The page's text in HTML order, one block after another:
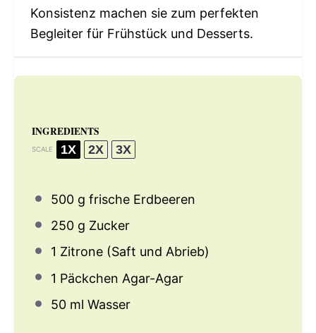
Konsistenz machen sie zum perfekten
Begleiter für Frühstück und Desserts.
INGREDIENTS
SCALE 1X 2X 3X
500 g frische Erdbeeren
250 g Zucker
1 Zitrone (Saft und Abrieb)
1 Päckchen Agar-Agar
50 ml Wasser